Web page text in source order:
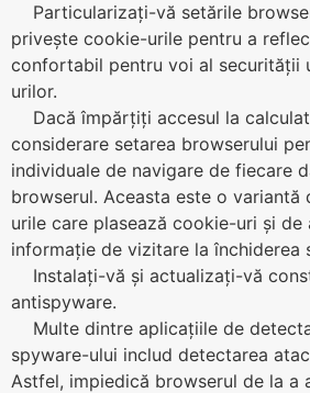
Particularizați-vă setările
privește cookie-urile pentru a
confortabil pentru voi al securității
urilor.
Dacă împărțiți accesul la
considerare setarea browserului
individuale de navigare de fiecare
browserul. Aceasta este o variantă
urile care plasează cookie-uri și de
informație de vizitare la închiderea
Instalați-vă și actualizați-vă
antispyware.
Multe dintre aplicațiile de
spyware-ului includ detectarea
Astfel, impiedică browserul de la a